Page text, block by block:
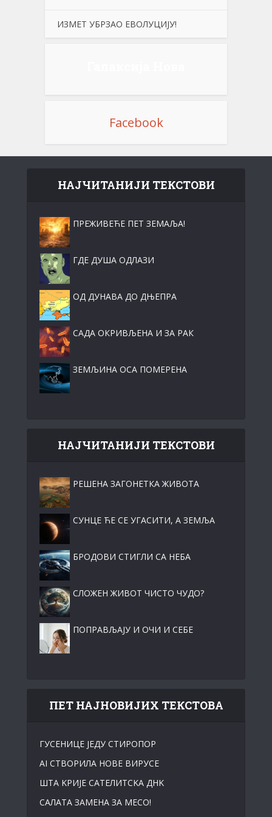
ИЗМЕТ УБРЗАО ЕВОЛУЦИЈУ!
Facebook
НАЈЧИТАНИЈИ ТЕКСТОВИ
ПРЕЖИВЕЋЕ ПЕТ ЗЕМАЉА!
ГДЕ ДУША ОДЛАЗИ
ОД ДУНАВА ДО ДЊЕПРА
САДА ОКРИВЉЕНА И ЗА РАК
ЗЕМЉИНА ОСА ПОМЕРЕНА
НАЈЧИТАНИЈИ ТЕКСТОВИ
РЕШЕНА ЗАГОНЕТКА ЖИВОТА
СУНЦЕ ЋЕ СЕ УГАСИТИ, А ЗЕМЉА
БРОДОВИ СТИГЛИ СА НЕБА
СЛОЖЕН ЖИВОТ ЧИСТО ЧУДО?
ПОПРАВЉАЈУ И ОЧИ И СЕБЕ
ПЕТ НАЈНОВИЈИХ ТЕКСТОВА
ГУСЕНИЦЕ ЈЕДУ СТИРОПОР
АI СТВОРИЛА НОВЕ ВИРУСЕ
ШТА KРИЈЕ САТЕЛИТСKА ДНK
САЛАТА ЗАМЕНА ЗА МЕСО!